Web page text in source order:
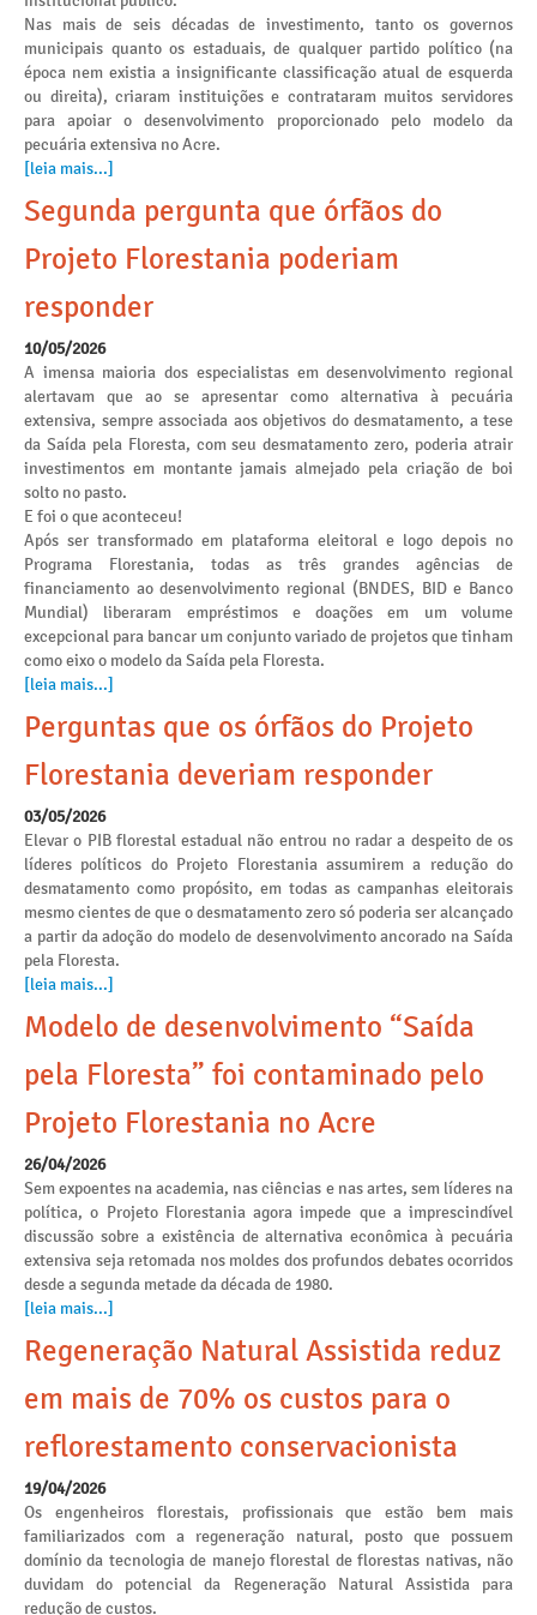
Nas mais de seis décadas de investimento, tanto os governos
municipais quanto os estaduais, de qualquer partido político (na
época nem existia a insignificante classificação atual de esquerda
ou direita), criaram instituições e contrataram muitos servidores
para apoiar o desenvolvimento proporcionado pelo modelo da
pecuária extensiva no Acre.
[leia mais...]
Segunda pergunta que órfãos do
Projeto Florestania poderiam
responder
10/05/2026
A imensa maioria dos especialistas em desenvolvimento regional
alertavam que ao se apresentar como alternativa à pecuária
extensiva, sempre associada aos objetivos do desmatamento, a tese
da Saída pela Floresta, com seu desmatamento zero, poderia atrair
investimentos em montante jamais almejado pela criação de boi
solto no pasto.
E foi o que aconteceu!
Após ser transformado em plataforma eleitoral e logo depois no
Programa Florestania, todas as três grandes agências de
financiamento ao desenvolvimento regional (BNDES, BID e Banco
Mundial) liberaram empréstimos e doações em um volume
excepcional para bancar um conjunto variado de projetos que tinham
como eixo o modelo da Saída pela Floresta.
[leia mais...]
Perguntas que os órfãos do Projeto
Florestania deveriam responder
03/05/2026
Elevar o PIB florestal estadual não entrou no radar a despeito de os
líderes políticos do Projeto Florestania assumirem a redução do
desmatamento como propósito, em todas as campanhas eleitorais
mesmo cientes de que o desmatamento zero só poderia ser alcançado
a partir da adoção do modelo de desenvolvimento ancorado na Saída
pela Floresta.
[leia mais...]
Modelo de desenvolvimento “Saída
pela Floresta” foi contaminado pelo
Projeto Florestania no Acre
26/04/2026
Sem expoentes na academia, nas ciências e nas artes, sem líderes na
política, o Projeto Florestania agora impede que a imprescindível
discussão sobre a existência de alternativa econômica à pecuária
extensiva seja retomada nos moldes dos profundos debates ocorridos
desde a segunda metade da década de 1980.
[leia mais...]
Regeneração Natural Assistida reduz
em mais de 70% os custos para o
reflorestamento conservacionista
19/04/2026
Os engenheiros florestais, profissionais que estão bem mais
familiarizados com a regeneração natural, posto que possuem
domínio da tecnologia de manejo florestal de florestas nativas, não
duvidam do potencial da Regeneração Natural Assistida para
redução de custos.